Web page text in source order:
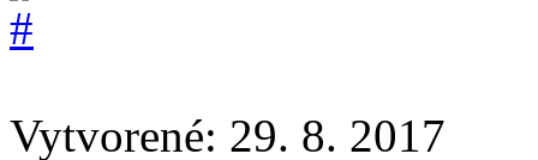
Vytvorené: 29. 8. 2017